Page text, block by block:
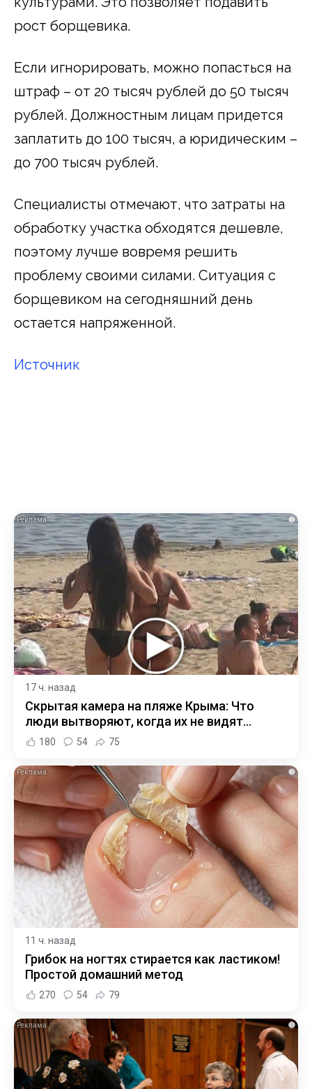
рост борщевика.
Если игнорировать, можно попасться на
штраф – от 20 тысяч рублей до 50 тысяч
рублей. Должностным лицам придется
заплатить до 100 тысяч, а юридическим –
до 700 тысяч рублей.
Специалисты отмечают, что затраты на
обработку участка обходятся дешевле,
поэтому лучше вовремя решить
проблему своими силами. Ситуация с
борщевиком на сегодняшний день
остается напряженной.
Источник
i
17 ч. назад
Скрытая камера на пляже Крыма: Что
люди вытворяют, когда их не видят...
180 54 75
i
11 ч. назад
Грибок на ногтях стирается как ластиком!
Простой домашний метод
270 54 79
i